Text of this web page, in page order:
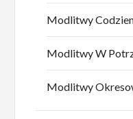
Modlitwy
Modlitwy W
Modlitwy